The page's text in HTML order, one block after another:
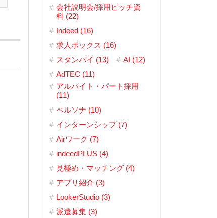
会社説明会/採用ピッチ資
料 (22)
Indeed (16)
求人ボックス (16)
スタンバイ (13)
AI (12)
AdTEC (11)
アルバイト・パート採用
(11)
ペルソナ (10)
インターンシップ (7)
Airワーク (7)
indeedPLUS (4)
見極め・マッチング (4)
アプリ紹介 (3)
LookerStudio (3)
派遣募集 (3)